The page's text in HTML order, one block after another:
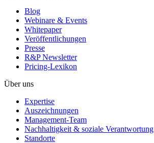
Blog
Webinare & Events
Whitepaper
Veröffentlichungen
Presse
R&P Newsletter
Pricing-Lexikon
Über uns
Expertise
Auszeichnungen
Management-Team
Nachhaltigkeit & soziale Verantwortung
Standorte